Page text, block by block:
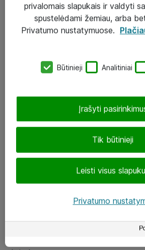
Atea ekspertų patarimai verslui
eShop@atea.lt
LinkedIn
privalomais slapukais ir valdyti
spustelėdami žemiau, arba
Privatumo nustatymuose.
Būtinieji Analitiniai
Tik būtinieji
Leisti visus
Įrašyti
Privatumo